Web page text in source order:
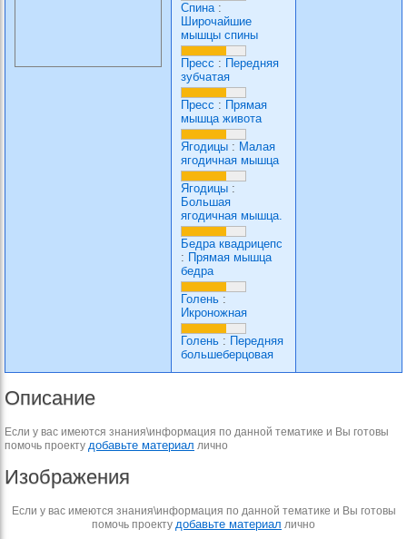
Спина:
Широчайшие
мышцы спины
Пресс : Передняя
зубчатая
Пресс : Прямая
мышца живота
Ягодицы : Малая
ягодичная мышца
Ягодицы :
Большая
ягодичная мышца.
Бедра квадрицепс
: Прямая мышца
бедра
Голень :
Икроножная
Голень : Передняя
большеберцовая
Описание
Если у вас имеются знания\информация по данной тематике и Вы готовы
помочь проекту добавьте материал лично
Изображения
Если у вас имеются знания\информация по данной тематике и Вы готовы
помочь проекту добавьте материал лично